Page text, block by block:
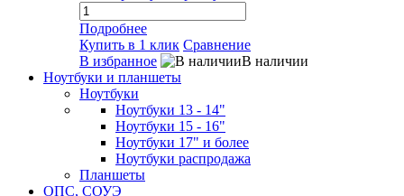
Подробнее
Купить в 1 клик Сравнение
В избранное
В наличии
Ноутбуки и планшеты
Ноутбуки
Ноутбуки 13 - 14"
Ноутбуки 15 - 16"
Ноутбуки 17" и более
Ноутбуки распродажа
Планшеты
ОПС, СОУЭ